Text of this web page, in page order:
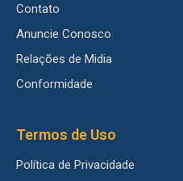
Contato
Anuncie Conosco
Relações de Midia
Conformidade
Termos de Uso
Política de Privacidade